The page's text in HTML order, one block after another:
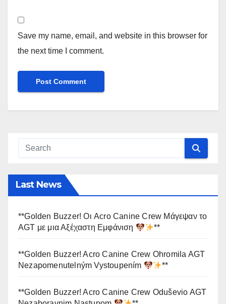
Save my name, email, and website in this browser for
the next time I comment.
Last News
**Golden Buzzer! Οι Acro Canine Crew Μάγεψαν το
AGT με μια Αξέχαστη Εμφάνιση
**
**Golden Buzzer! Acro Canine Crew Ohromila AGT
Nezapomenutelným Vystoupením
**
**Golden Buzzer! Acro Canine Crew Oduševio AGT